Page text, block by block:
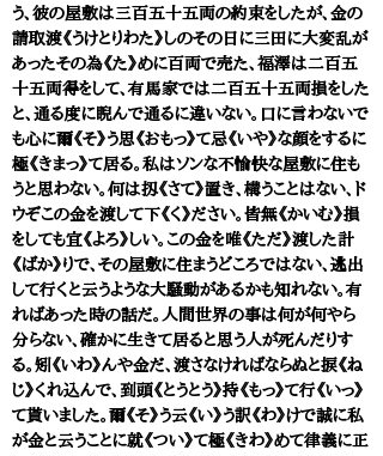
う、彼の屋敷は三百五十五両の約束をしたが、金の
請取渡《うけとりわた》しのその日に三田に大変乱が
あったその為《た》めに百両で売た、福澤は二百五
十五両得をして、有馬家では二百五十五両損をした
と、通る度に睨んで通るに違いない。口に言わないで
も心に爾《そ》う思《おもっ》て忌《いや》な顔をするに
極《きまっ》て居る。私はソンな不愉快な屋敷に住も
うと思わない。何は扨《さて》置き、構うことはない、ド
ウぞこの金を渡して下《く》ださい。皆無《かいむ》損
をしても宜《よろ》しい。この金を唯《ただ》渡した計
《ばか》りで、その屋敷に住まうどころではない、逃出
して行くと云うような大騒動があるかも知れない。有
ればあった時の話だ。人間世界の事は何が何やら
分らない、確かに生きて居ると思う人が死んだりす
る。矧《いわ》んや金だ、渡さなければならぬと捩《ね
じ》くれ込んで、到頭《とうとう》持《もっ》て行《いっ》
て貰いました。爾《そ》う云《い》う訳《わ》けで誠に私
が金と云うことに就《つい》て極《きわ》めて律義に正